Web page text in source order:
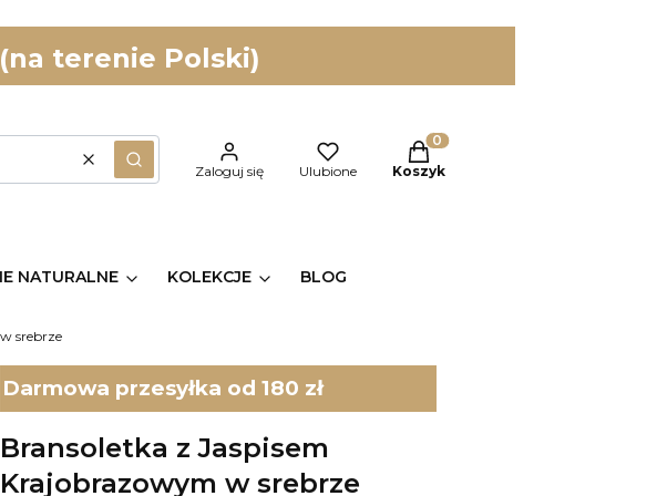
(na terenie Polski)
WyczyśćSzukaj Zaloguj się Ulubione
Produkty w koszyku: 0.
Koszyk
NATURALNE KOLEKCJE BLOG
srebrze
Darmowa przesyłka od 180 zł
Bransoletka z Jaspisem
Krajobrazowym w srebrze